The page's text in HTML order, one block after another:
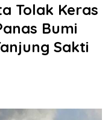
Tolak Keras
Bumi
Sakti